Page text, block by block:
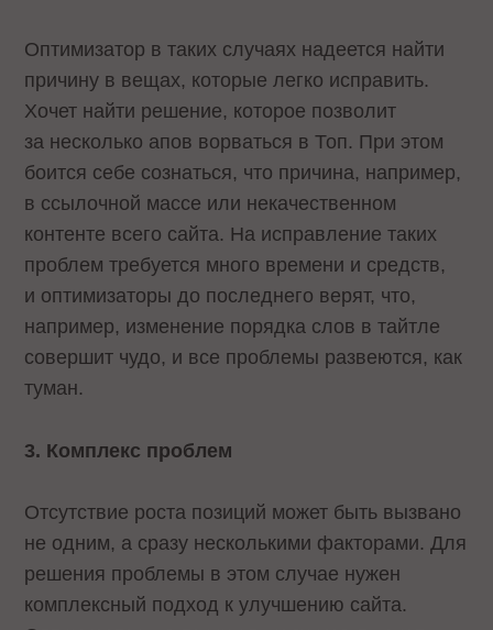
Оптимизатор в таких случаях надеется найти
причину в вещах, которые легко исправить.
Хочет найти решение, которое позволит
за несколько апов ворваться в Топ. При этом
боится себе сознаться, что причина, например,
в ссылочной массе или некачественном
контенте всего сайта. На исправление таких
проблем требуется много времени и средств,
и оптимизаторы до последнего верят, что,
например, изменение порядка слов в тайтле
совершит чудо, и все проблемы развеются, как
туман.
3. Комплекс проблем
Отсутствие роста позиций может быть вызвано
не одним, а сразу несколькими факторами. Для
решения проблемы в этом случае нужен
комплексный подход к улучшению сайта.